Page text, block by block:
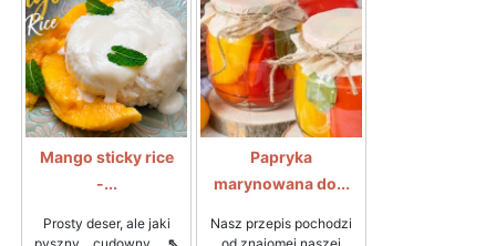
Mango sticky rice
-...
Prosty deser, ale jaki
pyszny... cudowny,... ⇖
Papryka
marynowana do...
Nasz przepis pochodzi
od znajomej naszej